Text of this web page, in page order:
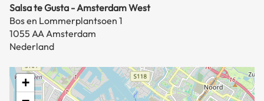
Salsa te Gusta - Amsterdam West
Bos en Lommerplantsoen 1
1055 AA Amsterdam
Nederland
+